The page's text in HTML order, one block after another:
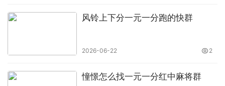
风铃上下分一元一分跑的快群
2026-06-22 2
憧憬怎么找一元一分红中麻将群